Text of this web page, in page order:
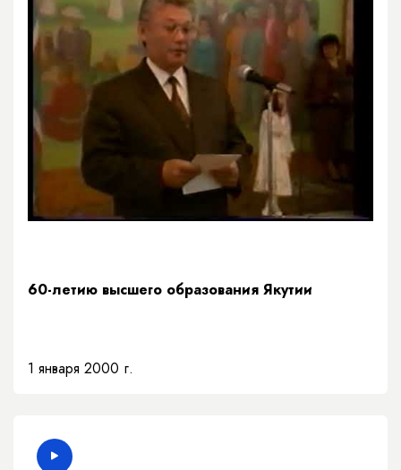
60-летию высшего образования Якутии
1 января 2000 г.